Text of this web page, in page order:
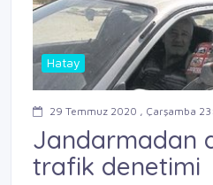
Hatay
29 Temmuz 2020 , Çarşamba
Jandarmadan
trafik denetimi